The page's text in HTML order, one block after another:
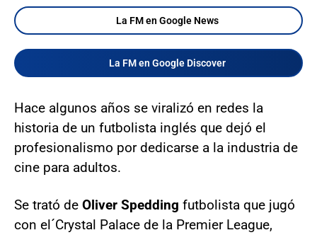
La FM en Google News
La FM en Google Discover
Hace algunos años se viralizó en redes la
historia de un futbolista inglés que dejó el
profesionalismo por dedicarse a la industria de
cine para adultos.
Se trató de Oliver Spedding futbolista que jugó
con el´Crystal Palace de la Premier League,